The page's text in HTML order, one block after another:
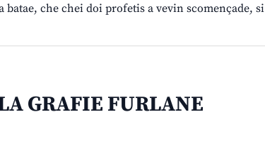
batae, che chei doi profetis a vevin scomençade, si
GRAFIE FURLANE